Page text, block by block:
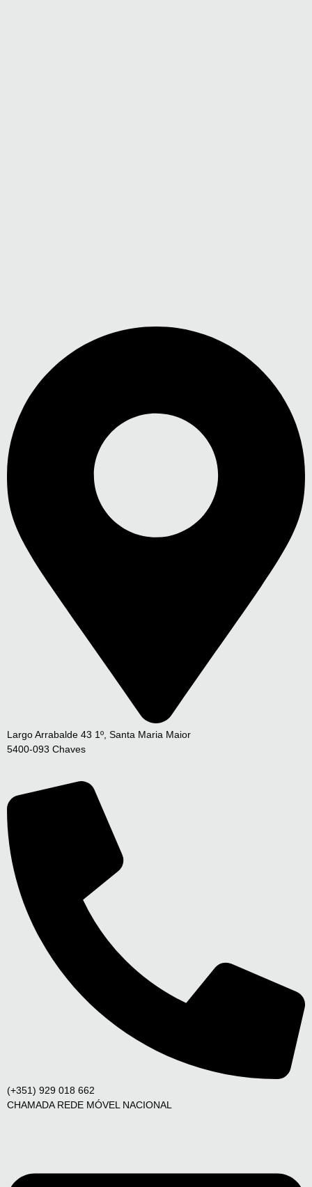
Largo Arrabalde 43 1º, Santa Maria Maior
5400-093 Chaves
(+351) 929 018 662
CHAMADA REDE MÓVEL NACIONAL